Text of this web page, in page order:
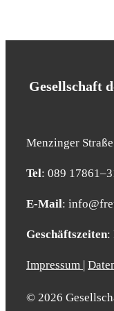
Gesell­schaft
Men­zin­ger
Tel: 089
E‑Mail:
Geschäfts­zei­ten:
Impressum
© 2026